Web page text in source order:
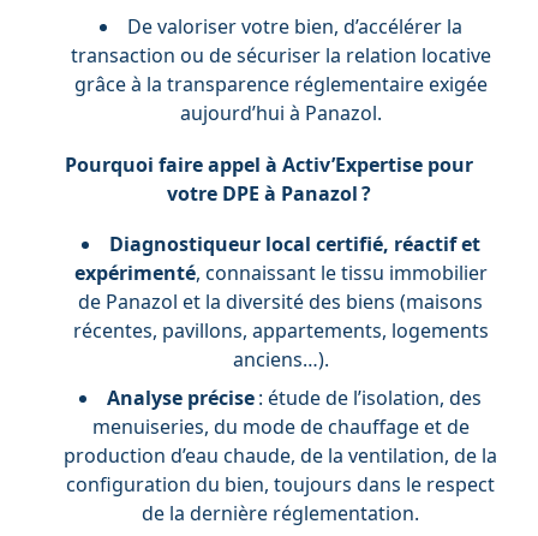
De valoriser votre bien, d’accélérer la
transaction ou de sécuriser la relation locative
grâce à la transparence réglementaire exigée
aujourd’hui à Panazol.
Pourquoi faire appel à Activ’Expertise pour
votre DPE à Panazol ?
Diagnostiqueur local certifié, réactif et
expérimenté, connaissant le tissu immobilier
de Panazol et la diversité des biens (maisons
récentes, pavillons, appartements, logements
anciens…).
Analyse précise: étude de l’isolation, des
menuiseries, du mode de chauffage et de
production d’eau chaude, de la ventilation, de la
configuration du bien, toujours dans le respect
de la dernière réglementation.